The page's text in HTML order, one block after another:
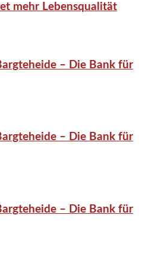
mehr Lebensqualität
– Die Bank für
– Die Bank für
– Die Bank für